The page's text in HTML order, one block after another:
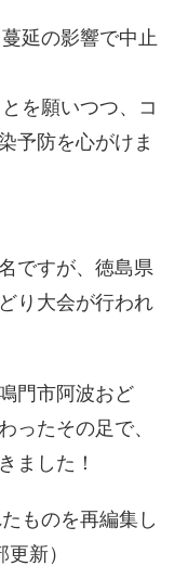
延の影響で中止
を願いつつ、コ
予防を心がけま
ですが、徳島県
り大会が行われ
門市阿波おど
ったその足で、
ました！
ものを再編集し
新）